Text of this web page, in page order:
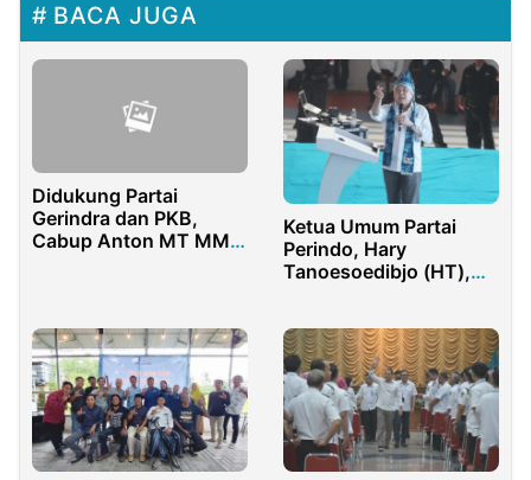
BACA JUGA
Didukung Partai
Gerindra dan PKB,
Cabup Anton MT MM,
Ketua Umum Partai
Perindo, Hary
Tanoesoedibjo (HT),
Menggerakan
Dukungan Pemilu 2024